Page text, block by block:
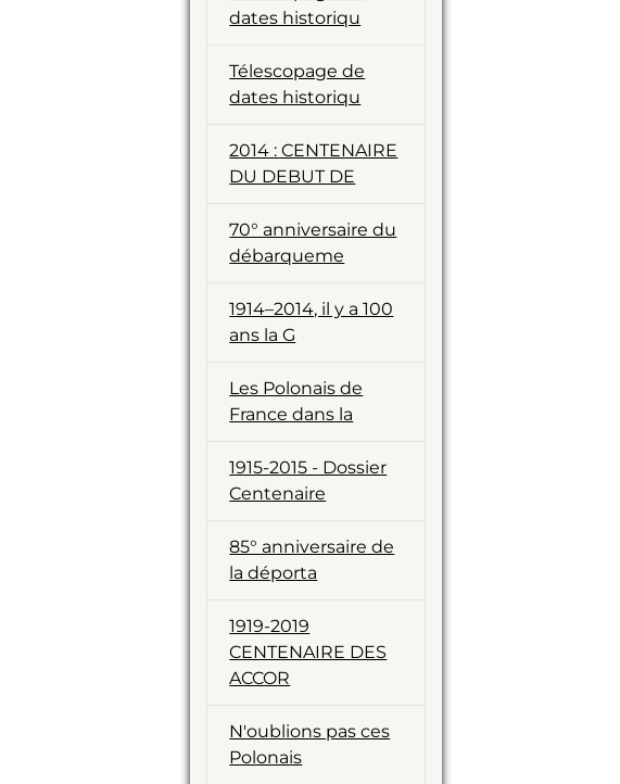
dates historiqu
Télescopage de
dates historiqu
2014 : CENTENAIRE
DU DEBUT DE
70° anniversaire du
débarqueme
1914–2014, il y a 100
ans la G
Les Polonais de
France dans la
1915-2015 - Dossier
Centenaire
85° anniversaire de
la déporta
1919-2019
CENTENAIRE DES
ACCOR
N'oublions pas ces
Polonais